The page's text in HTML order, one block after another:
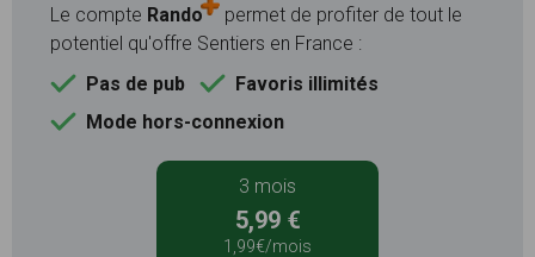
Le compte Rando
permet de profiter de tout le
potentiel qu'offre Sentiers en France :
Pas de pub
Favoris illimités
Mode hors-connexion
3 mois
5,99 €
1,99€/mois